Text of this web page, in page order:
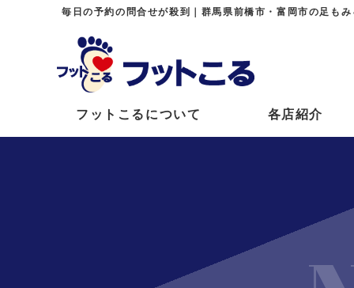
毎日の予約の問合せが殺到｜群馬県前橋市・富岡市の足も
フットこるについて 各店紹介